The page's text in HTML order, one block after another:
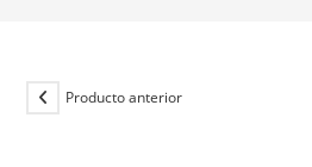
Producto anterior